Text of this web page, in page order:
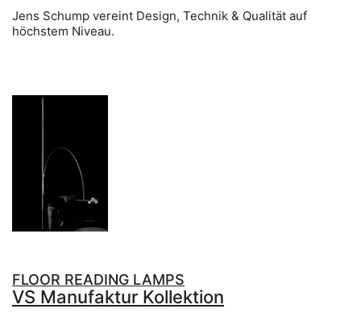
Jens Schump vereint Design, Technik & Qualität auf
höchstem Niveau.
FLOOR READING LAMPS
VS Manufaktur Kollektion